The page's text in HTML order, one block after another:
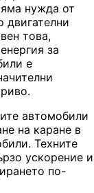
нужда от
това,
за
е
автомобили
на каране в
Техните
ускорение и
по-